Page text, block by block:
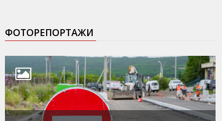
ФОТОРЕПОРТАЖИ